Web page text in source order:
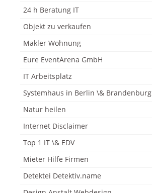
24 h Beratung IT
Objekt zu verkaufen
Makler Wohnung
Eure EventArena GmbH
IT Arbeitsplatz
Systemhaus in Berlin \& Brandenburg
Natur heilen
Internet Disclaimer
Top 1 IT \& EDV
Mieter Hilfe Firmen
Detektei Detektiv.name